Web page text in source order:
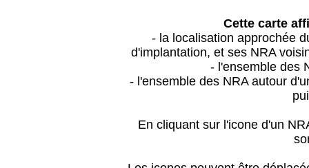
Cette carte
- la localisation approchée
d'implantation, et ses NRA
- l'ensemble des
- l'ensemble des NRA autour
En cliquant sur l'icone d'un